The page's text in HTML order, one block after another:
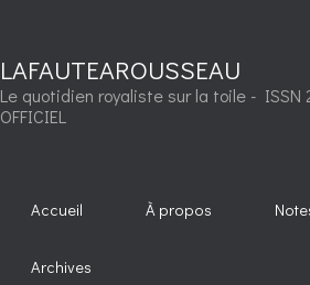
LAFAUTEAROUSSEAU
Le quotidien royaliste sur la toile - ISSN
OFFICIEL
Accueil À propos
Archives